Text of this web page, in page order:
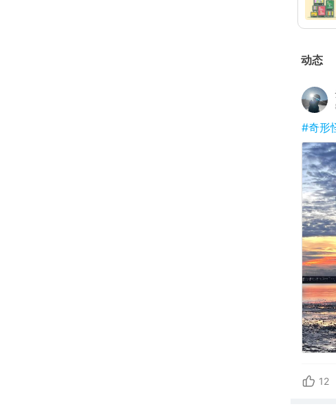
动态
#奇形
12